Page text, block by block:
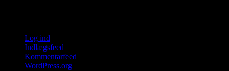
Log ind
Indlægsfeed
Kommentarfeed
WordPress.org